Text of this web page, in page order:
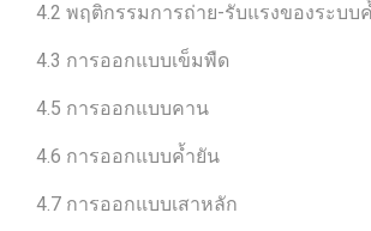
4.2 พฤติกรรมการถ่าย-รับแรงของระบบ
4.3 การออกแบบเข็มพืด
4.5 การออกแบบคาน
4.6 การออกแบบค้ำยัน
4.7 การออกแบบเสาหลัก